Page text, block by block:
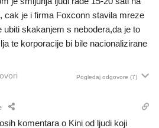
cak je i firma Foxconn stavila mreze
ubiti skakanjem s nebodera,da je to
te korporacije bi bile nacionalizirane
Pogledaj odgovore (7)
komentara o Kini od ljudi koji